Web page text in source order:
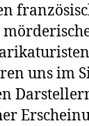
uns im